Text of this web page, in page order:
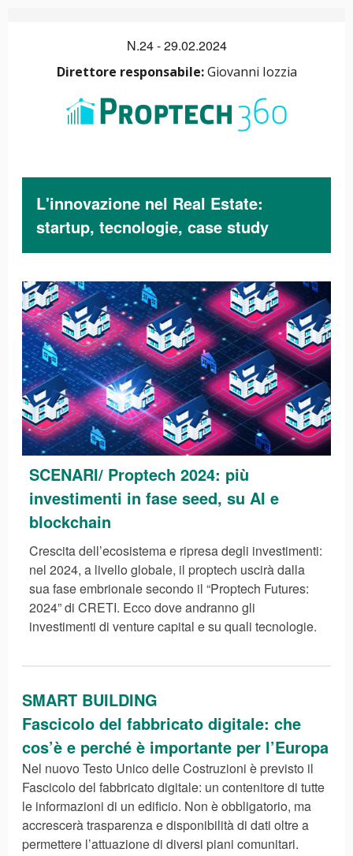
N.24 - 29.02.2024
Direttore responsabile:Giovanni Iozzia
L'innovazione nel Real Estate:
startup, tecnologie, case study
SCENARI/ Proptech 2024: più
investimenti in fase seed, su AI e
blockchain
Crescita dell’ecosistema e ripresa degli investimenti:
nel 2024, a livello globale, il proptech uscirà dalla
sua fase embrionale secondo il “Proptech Futures:
2024” di CRETI. Ecco dove andranno gli
investimenti di venture capital e su quali tecnologie.
SMART BUILDING
Fascicolo del fabbricato digitale: che
cos’è e perché è importante per l’Europa
Nel nuovo Testo Unico delle Costruzioni è previsto il
Fascicolo del fabbricato digitale: un contenitore di tutte
le informazioni di un edificio. Non è obbligatorio, ma
accrescerà trasparenza e disponibilità di dati oltre a
permettere l’attuazione di diversi piani comunitari.